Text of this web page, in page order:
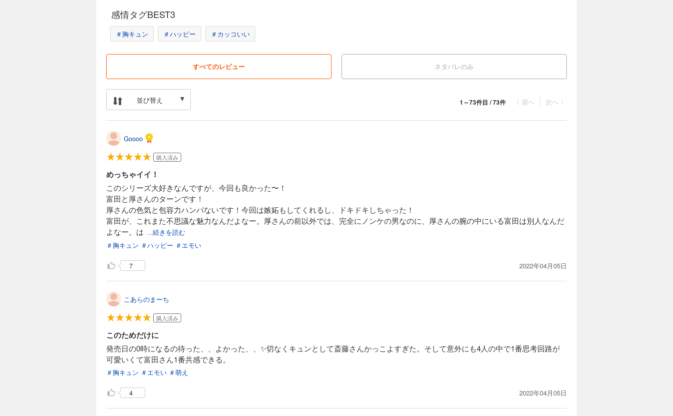
感情タグBEST3
＃胸キュン ＃ハッピー ＃カッコいい
すべてのレビュー ネタバレのみ
並び替え 次へ 〉
〈 前へ
1～73件目 / 73件
Goooo
購入済み
めっちゃイイ！
このシリーズ大好きなんですが、今回も良かった〜！
富田と厚さんのターンです！
厚さんの色気と包容力ハンパないです！今回は嫉妬もしてくれるし、ドキドキしちゃった！
富田が、これまた不思議な魅力なんだよなー。厚さんの前以外では、完全にノンケの男なのに、厚さんの腕の中にいる富田は別人なんだ
よなー。は ...続きを読む
このシリーズ、ずっと続いてほしいな。
＃胸キュン ＃ハッピー ＃エモい
7 2022年04月05日
こあらのまーち
購入済み
このためだけに
発売日の0時になるの待った、、よかった、、✨切なくキュンとして斎藤さんかっこよすぎた。そして意外にも4人の中で1番思考回路が
可愛いくて富田さん1番共感できる。
＃胸キュン ＃エモい ＃萌え
4 2022年04月05日